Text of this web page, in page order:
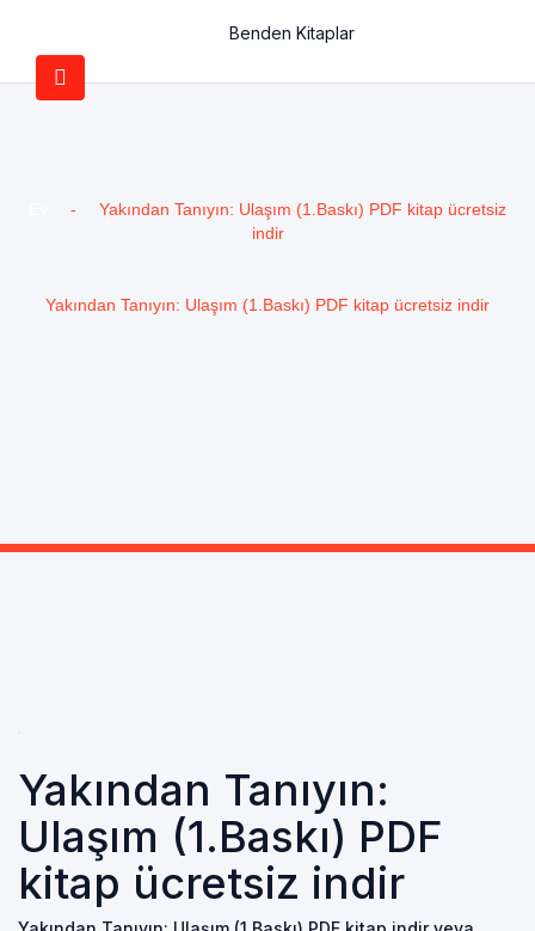
Benden Kitaplar
-
Yakından Tanıyın: Ulaşım (1.Baskı) PDF kitap ücretsiz
indir
Yakından Tanıyın: Ulaşım (1.Baskı) PDF kitap ücretsiz indir
Yakından Tanıyın:
Ulaşım (1.Baskı) PDF
kitap ücretsiz indir